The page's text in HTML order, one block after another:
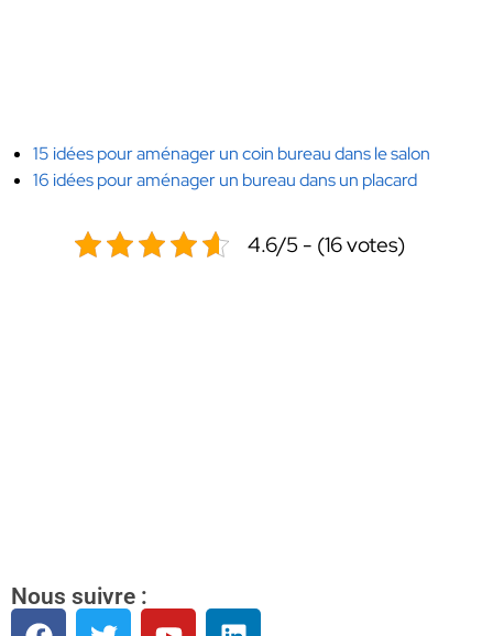
15 idées pour aménager un coin bureau dans le salon
16 idées pour aménager un bureau dans un placard
4.6/5 - (16 votes)
Nous suivre :